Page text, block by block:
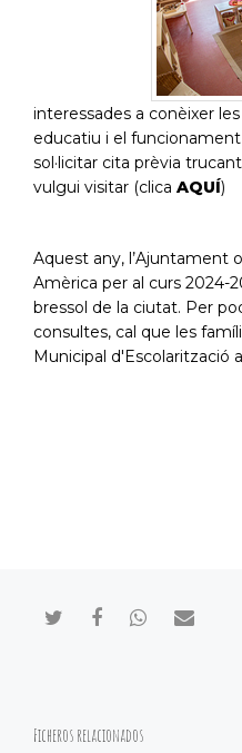
Ficheros relacionados
interessades a conèixer
educatiu i el funcionament
sol·licitar cita prèvia
vulgui visitar (clica AQUÍ)
Aquest any, l’Ajuntament
Amèrica per al curs 2024-
bressol de la ciutat. Per
consultes, cal que les
Municipal d'Escolarització